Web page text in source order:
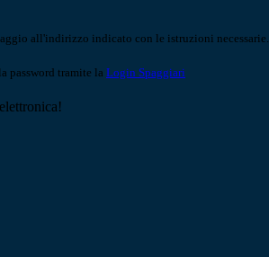
all'indirizzo indicato con le istruzioni necessarie.
password tramite la Login Spaggiari